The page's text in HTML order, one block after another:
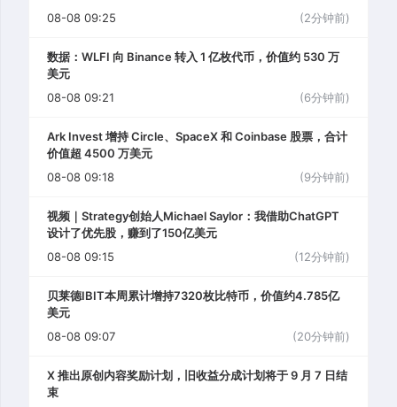
08-08 09:25
(2分钟前)
数据：WLFI 向 Binance 转入 1 亿枚代币，价值约 530 万
美元
08-08 09:21
(6分钟前)
Ark Invest 增持 Circle、SpaceX 和 Coinbase 股票，合计
价值超 4500 万美元
08-08 09:18
(9分钟前)
视频｜Strategy创始人Michael Saylor：我借助ChatGPT
设计了优先股，赚到了150亿美元
08-08 09:15
(12分钟前)
贝莱德IBIT本周累计增持7320枚比特币，价值约4.785亿
美元
08-08 09:07
(20分钟前)
X 推出原创内容奖励计划，旧收益分成计划将于 9 月 7 日结
束